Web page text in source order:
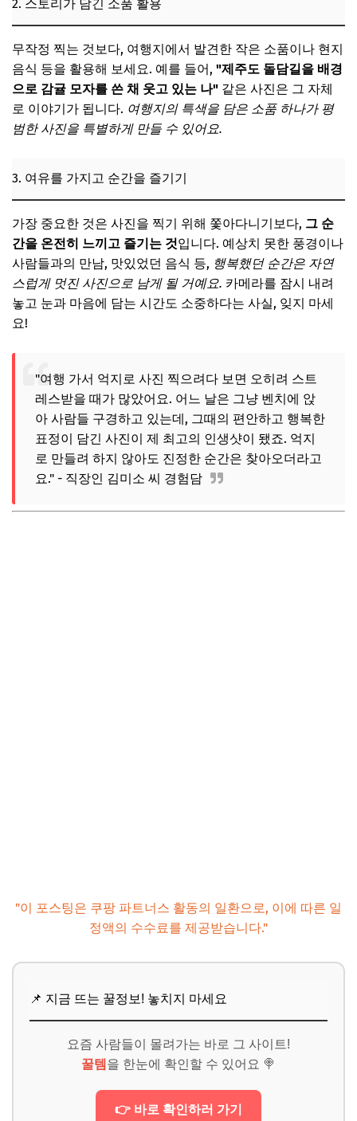
2. 스토리가 담긴 소품 활용
무작정 찍는 것보다, 여행지에서 발견한 작은 소품이나 현지
음식 등을 활용해 보세요. 예를 들어, "제주도 돌담길을 배경
으로 감귤 모자를 쓴 채 웃고 있는 나" 같은 사진은 그 자체
로 이야기가 됩니다. 여행지의 특색을 담은 소품 하나가 평
범한 사진을 특별하게 만들 수 있어요.
3. 여유를 가지고 순간을 즐기기
가장 중요한 것은 사진을 찍기 위해 쫓아다니기보다, 그 순
간을 온전히 느끼고 즐기는 것입니다. 예상치 못한 풍경이나
사람들과의 만남, 맛있었던 음식 등, 행복했던 순간은 자연
스럽게 멋진 사진으로 남게 될 거예요. 카메라를 잠시 내려
놓고 눈과 마음에 담는 시간도 소중하다는 사실, 잊지 마세
요!
"여행 가서 억지로 사진 찍으려다 보면 오히려 스트
레스받을 때가 많았어요. 어느 날은 그냥 벤치에 앉
아 사람들 구경하고 있는데, 그때의 편안하고 행복한
표정이 담긴 사진이 제 최고의 인생샷이 됐죠. 억지
로 만들려 하지 않아도 진정한 순간은 찾아오더라고
요." - 직장인 김미소 씨 경험담
"이 포스팅은 쿠팡 파트너스 활동의 일환으로, 이에 따른 일
정액의 수수료를 제공받습니다."
📌 지금 뜨는 꿀정보! 놓치지 마세요
요즘 사람들이 몰려가는 바로 그 사이트!
꿀템 을 한눈에 확인할 수 있어요 🍭
👉 바로 확인하러 가기